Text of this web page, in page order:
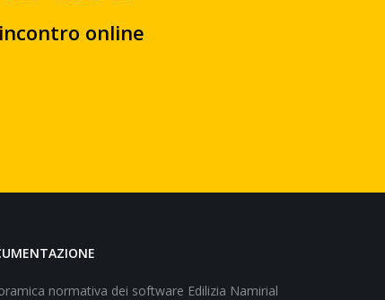
online
normativa dei software Edilizia Namirial